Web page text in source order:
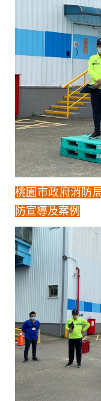
桃園市政府消防
防宣導及案例